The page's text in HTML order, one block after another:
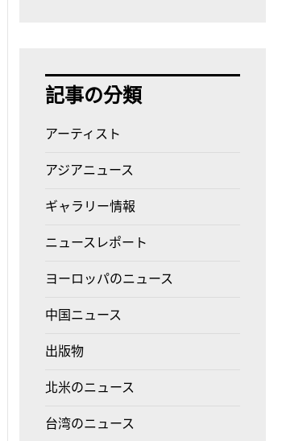
記事の分類
アーティスト
アジアニュース
ギャラリー情報
ニュースレポート
ヨーロッパのニュース
中国ニュース
出版物
北米のニュース
台湾のニュース